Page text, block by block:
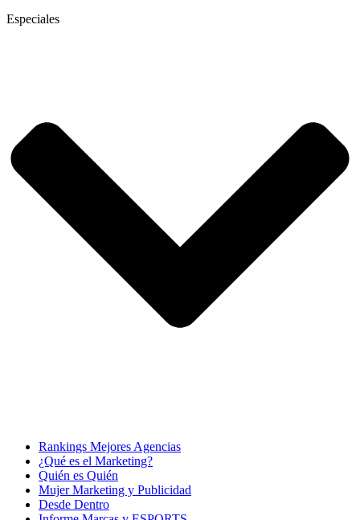
Especiales
Rankings Mejores Agencias
¿Qué es el Marketing?
Quién es Quién
Mujer Marketing y Publicidad
Desde Dentro